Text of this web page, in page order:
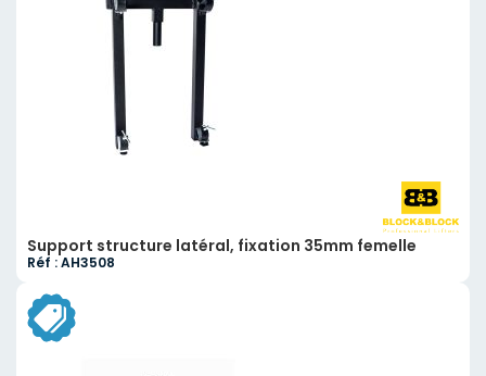
Support structure latéral, fixation 35mm femelle
Réf : AH3508